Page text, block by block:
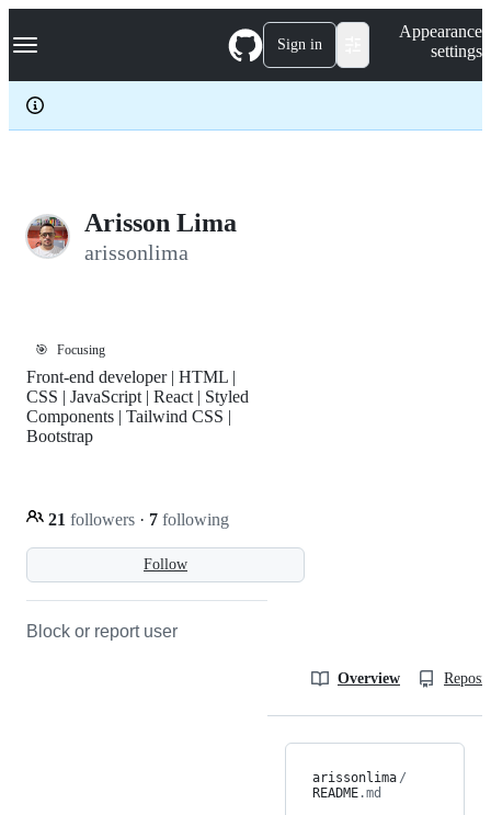
k
p
c
Navigation Menu Sign in
Appearance
settings
Arisson Lima
arissonlima
🎯 Focusing
Follow
Front-end developer | HTML |
CSS | JavaScript | React | Styled
Components | Tailwind CSS |
Bootstrap
21 followers · 7 following
Block or report user
Overview
arissonlima /
README.md